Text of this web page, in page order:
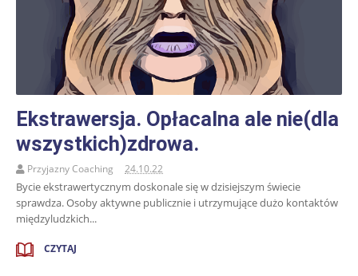
Ekstrawersja. Opłacalna ale nie(dla
wszystkich)zdrowa.
Przyjazny Coaching 24.10.22
Bycie ekstrawertycznym doskonale się w dzisiejszym świecie
sprawdza. Osoby aktywne publicznie i utrzymujące dużo kontaktów
międzyludzkich...
CZYTAJ